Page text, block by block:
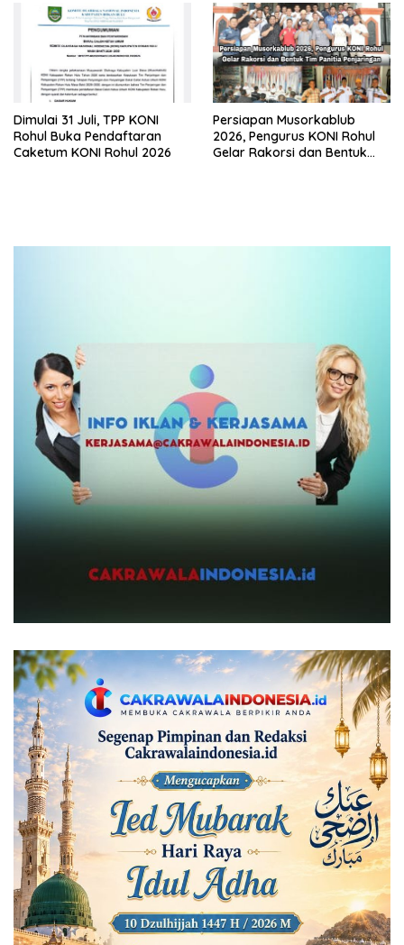
Dimulai 31 Juli, TPP KONI
Rohul Buka Pendaftaran
Caketum KONI Rohul 2026
Persiapan Musorkablub
2026, Pengurus KONI Rohul
Gelar Rakorsi dan Bentuk